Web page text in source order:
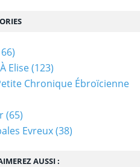
AUSSI :
Elise(123)
Chronique Ébroïcienne
(65)
Evreux(38)